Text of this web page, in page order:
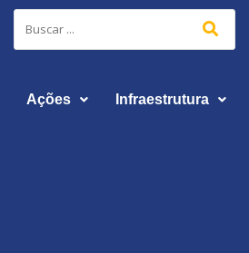
Ações Infraestrutura